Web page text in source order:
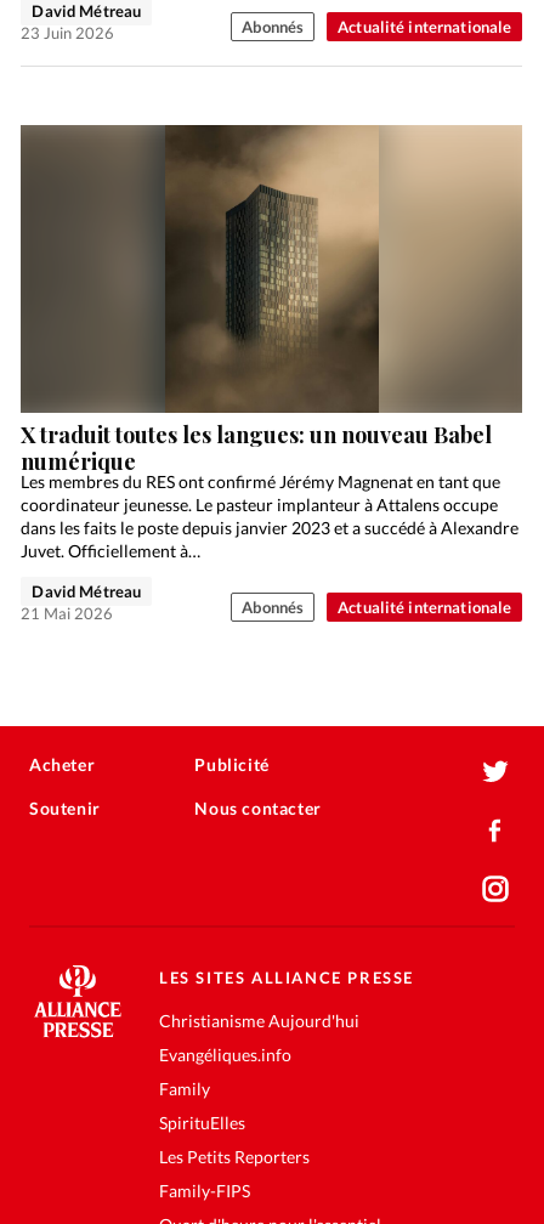
Actualité internationale
David Métreau
23 Juin 2026
Abonnés
Actualité internationale
X traduit toutes les langues: un nouveau Babel
numérique
Les membres du RES ont confirmé Jérémy Magnenat en tant que
coordinateur jeunesse. Le pasteur implanteur à Attalens occupe
dans les faits le poste depuis janvier 2023 et a succédé à Alexandre
Juvet. Officiellement à…
David Métreau
21 Mai 2026
Abonnés
Acheter
Soutenir
Publicité
Nous contacter
LES SITES ALLIANCE PRESSE
Christianisme Aujourd'hui
Evangéliques.info
Family
SpirituElles
Les Petits Reporters
Family-FIPS